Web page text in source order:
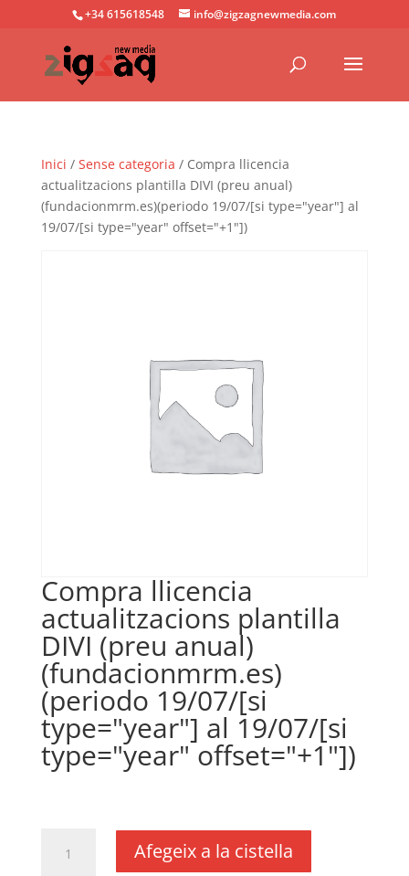
+34 615618548 info@zigzagnewmedia.com
Inici / Sense categoria / Compra llicencia
actualitzacions plantilla DIVI (preu anual)
(fundacionmrm.es)(periodo 19/07/[si type="year"] al
19/07/[si type="year" offset="+1"])
Compra llicencia
actualitzacions plantilla
DIVI (preu anual)
(fundacionmrm.es)
(periodo 19/07/[si
type="year"] al 19/07/[si
type="year" offset="+1"])
Afegeix a la cistella